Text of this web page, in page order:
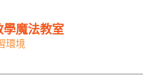
魔法教室
環境